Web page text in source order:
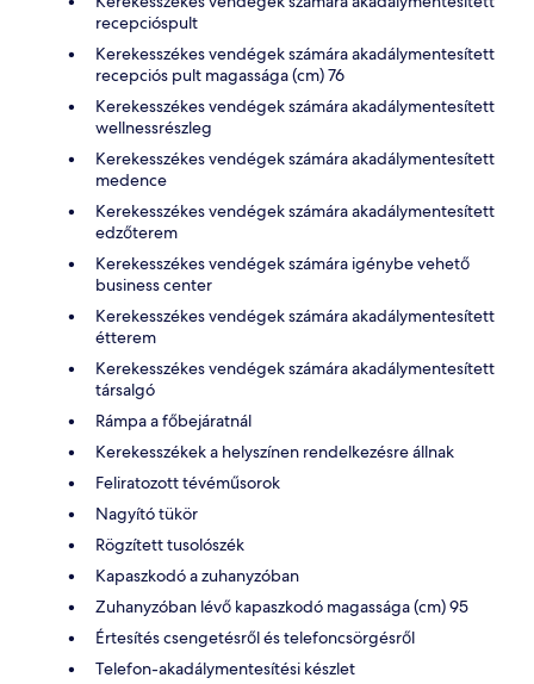
recepcióspult
Kerekesszékes vendégek számára akadálymentesített
recepciós pult magassága (cm) 76
Kerekesszékes vendégek számára akadálymentesített
wellnessrészleg
Kerekesszékes vendégek számára akadálymentesített
medence
Kerekesszékes vendégek számára akadálymentesített
edzőterem
Kerekesszékes vendégek számára igénybe vehető
business center
Kerekesszékes vendégek számára akadálymentesített
étterem
Kerekesszékes vendégek számára akadálymentesített
társalgó
Rámpa a főbejáratnál
Kerekesszékek a helyszínen rendelkezésre állnak
Feliratozott tévéműsorok
Nagyító tükör
Rögzített tusolószék
Kapaszkodó a zuhanyzóban
Zuhanyzóban lévő kapaszkodó magassága (cm) 95
Értesítés csengetésről és telefoncsörgésről
Telefon-akadálymentesítési készlet